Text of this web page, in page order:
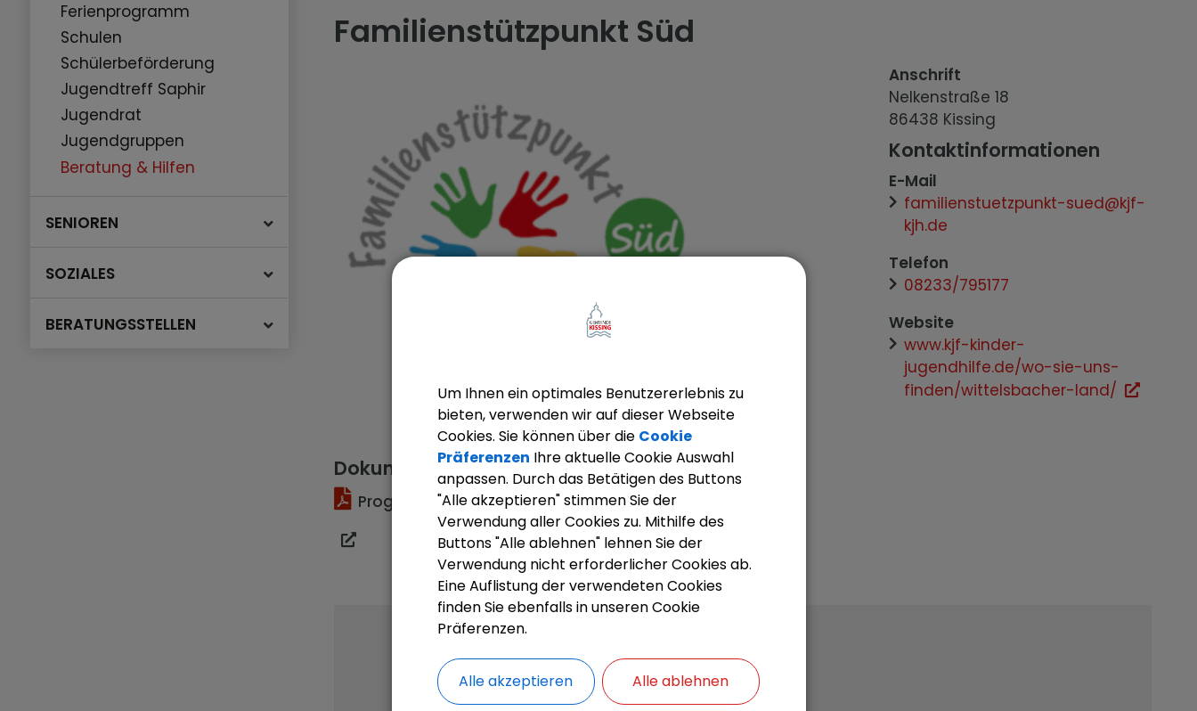
Ferienprogramm
Schulen
Schülerbeförderung
Jugendtreff Saphir
Jugendrat
Jugendgruppen
Beratung & Hilfen
SENIOREN
SOZIALES
BERATUNGSSTELLEN
Familienstützpunkt Süd
Dokumente
Programm Familienstützpunkt Süd FSP
Anschrift
Nelkenstraße18
86438 Kissing
Kontaktinformationen
E-Mail
familienstuetzpunkt-sued@kjf-
kjh.de
Telefon
08233/795177
Website
www.kjf-kinder-
jugendhilfe.de/wo-sie-uns-
finden/wittelsbacher-land/
Um Ihnen ein optimales Benutzererlebnis zu
bieten, verwenden wir auf dieser Webseite
Cookies. Sie können über die Cookie
Präferenzen Ihre aktuelle Cookie Auswahl
anpassen. Durch das Betätigen des Buttons
"Alle akzeptieren" stimmen Sie der
Verwendung aller Cookies zu. Mithilfe des
Buttons "Alle ablehnen" lehnen Sie der
Verwendung nicht erforderlicher Cookies ab.
Eine Auflistung der verwendeten Cookies
finden Sie ebenfalls in unseren Cookie
Präferenzen.
Alle akzeptieren Alle ablehnen